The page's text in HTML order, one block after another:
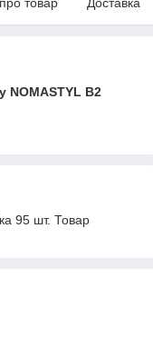
NOMASTYL B2
95 шт. Товар